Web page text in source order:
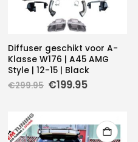
Diffuser geschikt voor A-
Klasse W176 | A45 AMG
Style | 12-15 | Black
€299.95 Oorspronkelijke
€199.95Huidige